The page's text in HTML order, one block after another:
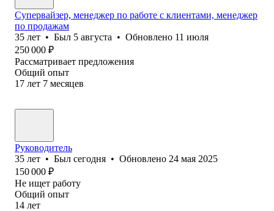
Супервайзер, менеджер по работе с клиентами, менеджер
по продажам
35 лет • Был 5 августа • Обновлено 11 июля
250 000 ₽
Рассматривает предложения
Общий опыт
17 лет 7 месяцев
Руководитель
35 лет • Был сегодня • Обновлено 24 мая 2025
150 000 ₽
Не ищет работу
Общий опыт
14 лет